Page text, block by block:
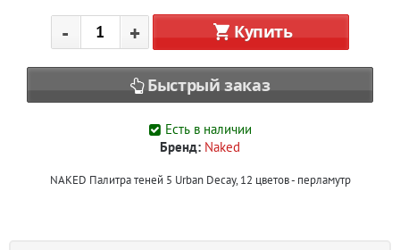
- + Купить
Быстрый заказ
Есть в наличии
Бренд: Naked
NAKED Палитра теней 5 Urban Decay, 12 цветов - перламутр